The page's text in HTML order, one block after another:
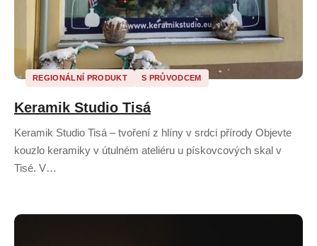
REGIONÁLNÍ PRODUKT S PRŮVODCEM
Keramik Studio Tisá
Keramik Studio Tisá – tvoření z hlíny v srdci přírody Objevte
kouzlo keramiky v útulném ateliéru u pískovcových skal v
Tisé. V…